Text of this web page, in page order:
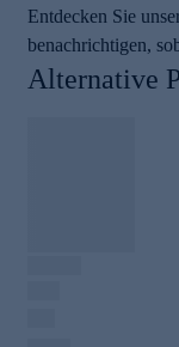
Entdecken Sie
benachrichtigen,
Alternative